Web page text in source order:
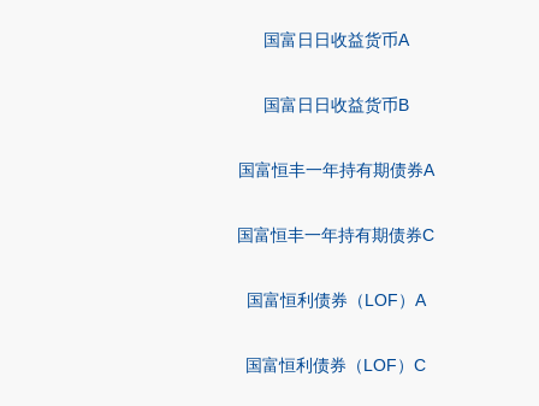
国富日日收益货币A
国富日日收益货币B
国富恒丰一年持有期债券A
国富恒丰一年持有期债券C
国富恒利债券（LOF）A
国富恒利债券（LOF）C